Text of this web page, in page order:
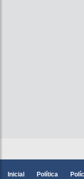
Inicial Política